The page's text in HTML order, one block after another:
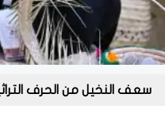
سعف النخيل من الحرف